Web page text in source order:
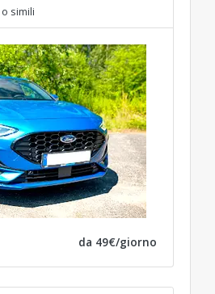
o simili
da 49€/giorno